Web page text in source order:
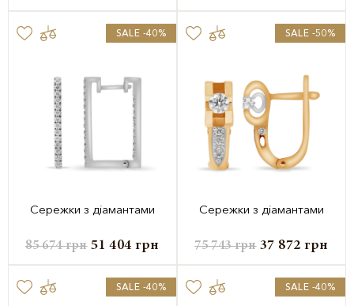
SALE -40%
Сережки з діамантами
85 674грн 51 404 грн
SALE -50%
Сережки з діамантами
75 743грн 37 872 грн
SALE -40% SALE -40%